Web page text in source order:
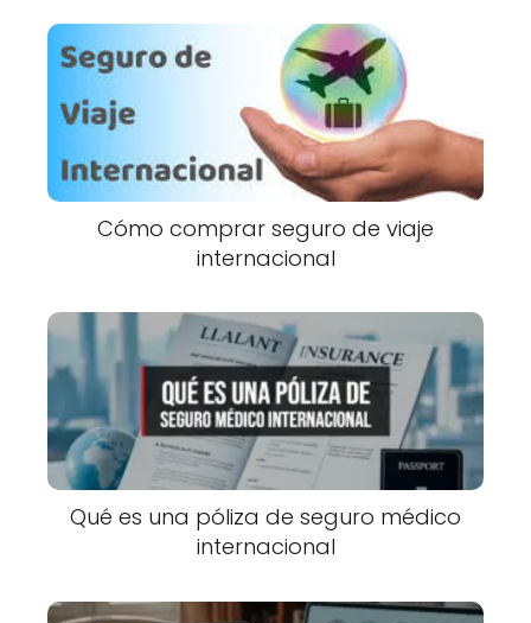
Cómo comprar seguro de viaje
internacional
Qué es una póliza de seguro médico
internacional